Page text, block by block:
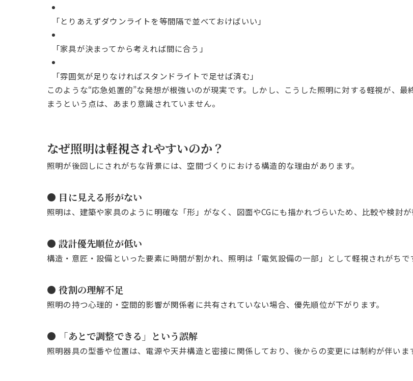
「とりあえずダウンライトを等間隔で並べておけばいい」
「家具が決まってから考えれば間に合う」
「雰囲気が足りなければスタンドライトで足せば済む」
このような“応急処置的”な発想が根強いのが現実です。しかし、こうした照明に対する軽視が、
まうという点は、あまり意識されていません。
なぜ照明は軽視されやすいのか？
照明が後回しにされがちな背景には、空間づくりにおける構造的な理由があります。
● 目に見える形がない
照明は、建築や家具のように明確な「形」がなく、図面やCGにも描かれづらいため、比較や検討が
● 設計優先順位が低い
構造・意匠・設備といった要素に時間が割かれ、照明は「電気設備の一部」として軽視されがちで
● 役割の理解不足
照明の持つ心理的・空間的影響が関係者に共有されていない場合、優先順位が下がります。
● 「あとで調整できる」という誤解
照明器具の型番や位置は、電源や天井構造と密接に関係しており、後からの変更には制約が伴いま